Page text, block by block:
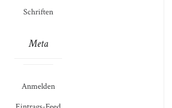
Schriften
Meta
Anmelden